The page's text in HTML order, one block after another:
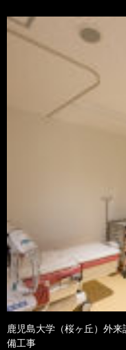
鹿児島大学（桜ヶ丘）外
備工事